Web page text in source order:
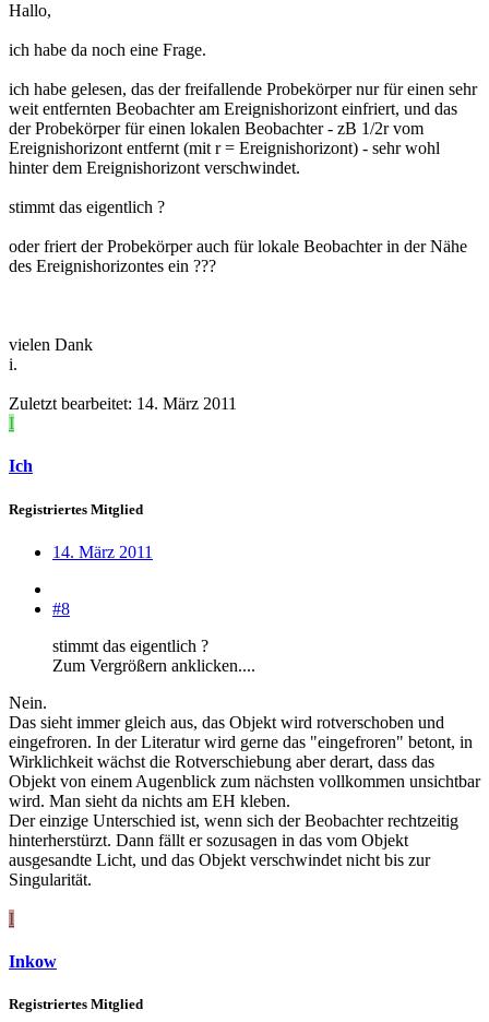
Hallo,
ich habe da noch eine Frage.
ich habe gelesen, das der freifallende Probekörper nur für einen sehr
weit entfernten Beobachter am Ereignishorizont einfriert, und das
der Probekörper für einen lokalen Beobachter - zB 1/2r vom
Ereignishorizont entfernt (mit r = Ereignishorizont) - sehr wohl
hinter dem Ereignishorizont verschwindet.
stimmt das eigentlich ?
oder friert der Probekörper auch für lokale Beobachter in der Nähe
des Ereignishorizontes ein ???
vielen Dank
i.
Zuletzt bearbeitet: 14. März 2011
I
Ich
Registriertes Mitglied
14. März 2011
#8
stimmt das eigentlich ?
Zum Vergrößern anklicken....
Nein.
Das sieht immer gleich aus, das Objekt wird rotverschoben und
eingefroren. In der Literatur wird gerne das "eingefroren" betont, in
Wirklichkeit wächst die Rotverschiebung aber derart, dass das
Objekt von einem Augenblick zum nächsten vollkommen unsichtbar
wird. Man sieht da nichts am EH kleben.
Der einzige Unterschied ist, wenn sich der Beobachter rechtzeitig
hinterherstürzt. Dann fällt er sozusagen in das vom Objekt
ausgesandte Licht, und das Objekt verschwindet nicht bis zur
Singularität.
I
Inkow
Registriertes Mitglied